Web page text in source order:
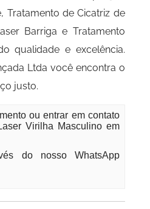
Tratamento de Cicatriz de
Barriga e Tratamento
qualidade e excelência.
Ltda você encontra o
justo.
ou entrar em contato
Virilha Masculino em
do nosso WhatsApp